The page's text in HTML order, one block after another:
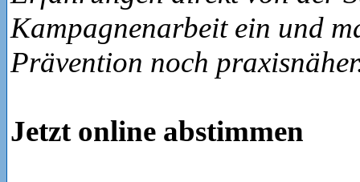
Kampagnenarbeit ein und
Prävention noch
Jetzt online abstimmen